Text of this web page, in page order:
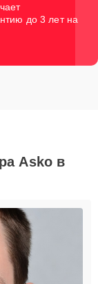
до 3 лет на
Asko в